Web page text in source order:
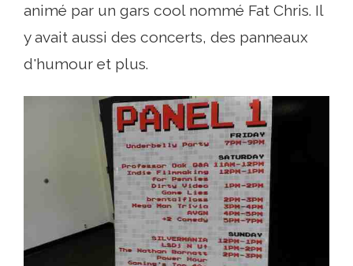
animé par un gars cool nommé Fat Chris. Il
y avait aussi des concerts, des panneaux
d'humour et plus.